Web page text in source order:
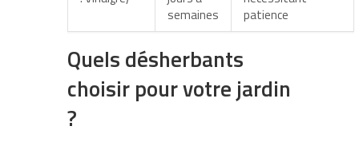
semaines
patience
Quels désherbants
choisir pour votre jardin
?